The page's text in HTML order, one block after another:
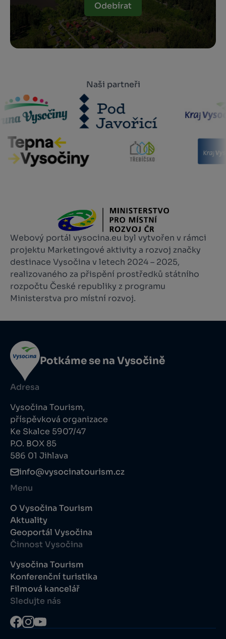
Odebírat
Naši partneři
Webový portál vysocina.eu byl vytvořen v rámci
projektu Marketingové aktivity a rozvoj značky
destinace Vysočina v letech 2024 – 2025,
realizovaného za přispění prostředků státního
rozpočtu České republiky z programu
Ministerstva pro místní rozvoj.
Potkáme se na Vysočině
Adresa
Vysočina Tourism,
příspěvková organizace
Ke Skalce 5907/47
P.O. BOX 85
586 01 Jihlava
info@vysocinatourism.cz
Menu
O Vysočina Tourism
Aktuality
Geoportál Vysočina
Činnost Vysočina
Vysočina Tourism
Konferenční turistika
Filmová kancelář
Sledujte nás